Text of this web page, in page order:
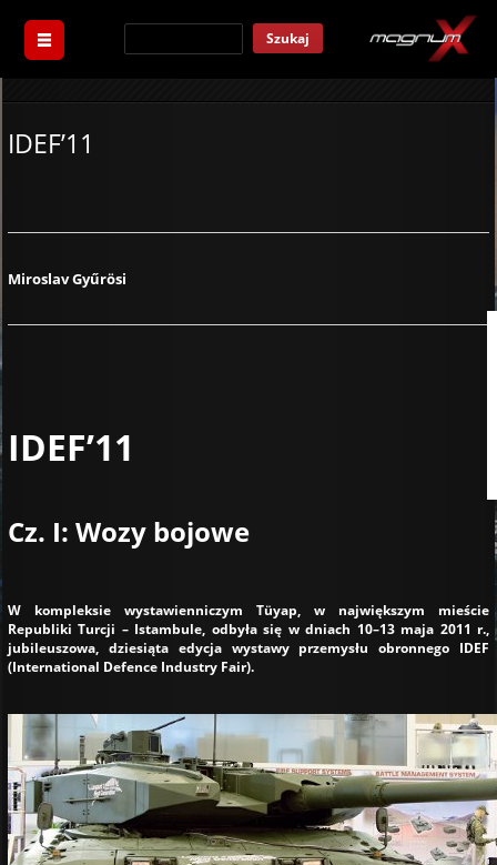
Szukaj
IDEF’11
Miroslav Gyűrösi
IDEF’11
Cz. I: Wozy bojowe
W kompleksie wystawienniczym Tüyap, w największym mieście
Republiki Turcji – Istambule, odbyła się w dniach 10–13 maja 2011 r.,
jubileuszowa, dziesiąta edycja wystawy przemysłu obronnego IDEF
(International Defence Industry Fair).